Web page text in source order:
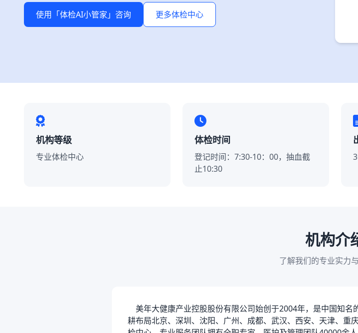
使用「体检AI小管家」咨询 更多体检中心
机构等级
专业体检中心
体检时间
登记时间：7:30-10：00，抽血截
止10:30
机构介
了解我们的专业实力
美年大健康产业控股股份有限公司始创于2004年，是中国知名
耕布局北京、深圳、沈阳、广州、成都、武汉、西安、天津、重